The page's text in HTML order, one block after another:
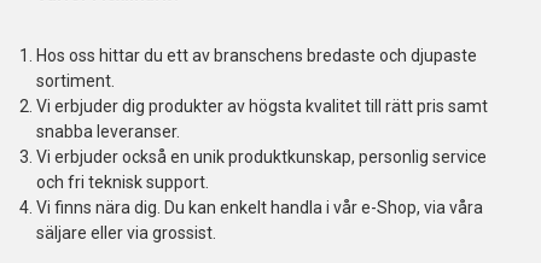
Hos oss hittar du ett av branschens bredaste och djupaste
sortiment.
Vi erbjuder dig produkter av högsta kvalitet till rätt pris samt
snabba leveranser.
Vi erbjuder också en unik produktkunskap, personlig service
och fri teknisk support.
Vi finns nära dig. Du kan enkelt handla i vår e-Shop, via våra
säljare eller via grossist.